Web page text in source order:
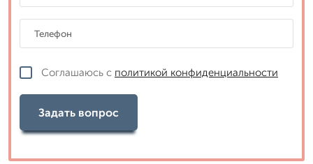
Соглашаюсь с политикой конфиденциальности
Задать вопрос